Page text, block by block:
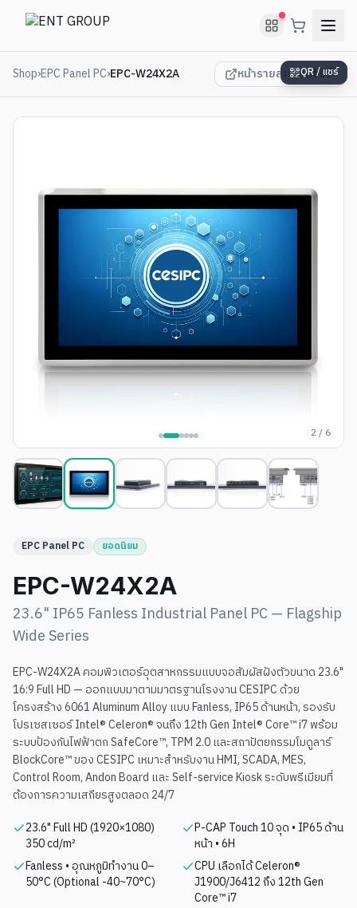
Shop›EPC Panel PC›EPC-W24X2A หน้ารายละเอียดซีรีส์
2/ 6
EPC Panel PC ยอดนิยม
EPC-W24X2A
23.6" IP65 Fanless Industrial Panel PC — Flagship
Wide Series
EPC-W24X2A คอมพิวเตอร์อุตสาหกรรมแบบจอสัมผัสฝังตัวขนาด 23.6"
16:9 Full HD — ออกแบบมาตามมาตรฐานโรงงาน CESIPC ด้วย
โครงสร้าง 6061 Aluminum Alloy แบบ Fanless, IP65 ด้านหน้า, รองรับ
โปรเซสเซอร์ Intel® Celeron® จนถึง 12th Gen Intel® Core™ i7 พร้อม
ระบบป้องกันไฟฟ้าตก SafeCore™, TPM 2.0 และสถาปัตยกรรมโมดูลาร์
BlockCore™ ของ CESIPC เหมาะสำหรับงาน HMI, SCADA, MES,
Control Room, Andon Board และ Self-service Kiosk ระดับพรีเมียมที่
ต้องการความเสถียรสูงตลอด 24/7
23.6" Full HD (1920×1080)
350 cd/m²
P-CAP Touch 10 จุด • IP65 ด้าน
หน้า • 6H
Fanless • อุณหภูมิทำงาน 0–
50°C (Optional -40~70°C)
CPU เลือกได้ Celeron®
J1900/J6412 ถึง 12th Gen
Core™ i7
QR / แชร์